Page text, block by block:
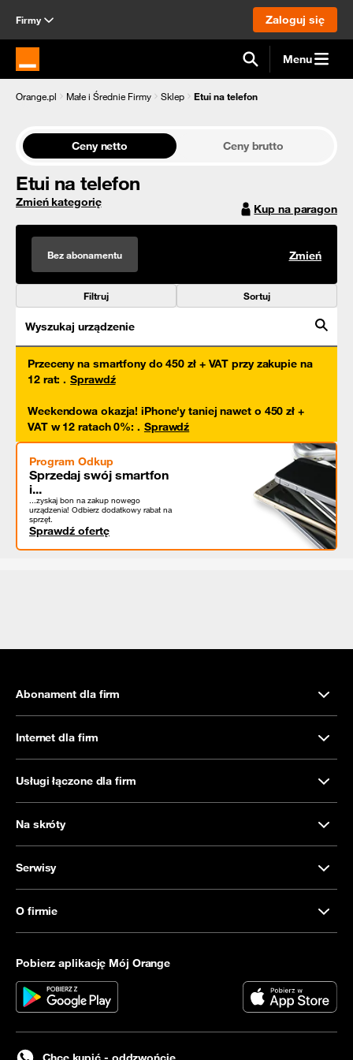
Firmy Zaloguj się
Strona główna Orange.pl Menu
Orange.pl Małe i Średnie Firmy Sklep Etui na telefon
Ceny netto Ceny brutto
Etui na telefon
Zmień kategorię Kup na paragon
Bez abonamentu Zmień
Filtruj Sortuj
Wyszukaj urządzenie
Przeceny na smartfony do 450 zł + VAT przy zakupie na
12 rat: . Sprawdź
Weekendowa okazja! iPhone'y taniej nawet o 450 zł +
VAT w 12 ratach 0%: . Sprawdź
Program Odkup
Sprzedaj swój smartfon
i...
...zyskaj bon na zakup nowego
urządzenia! Odbierz dodatkowy rabat na
sprzęt.
Sprawdź ofertę
Abonament dla firm
Internet dla firm
Usługi łączone dla firm
Na skróty
Serwisy
O firmie
Pobierz aplikację Mój Orange